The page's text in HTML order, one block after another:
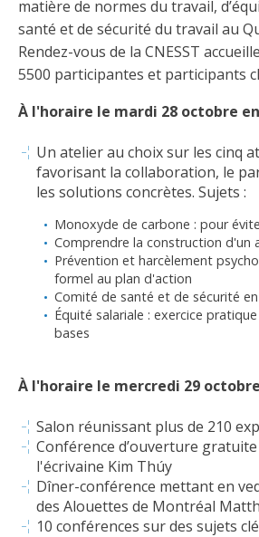
Taux horaires de référence pour
d’électricité en construction
Attention : Licence obligatoire
Mention Mixité
Outils pratiques
Déposer une plainte
Outils contre les tactiques
Outils pour votre sécurité
Lois et conseils
Travaux bénévoles d'électricité
Inondations
Documents de référence
Identification des véhicules et
Taux horaires de référence pour
d’électricité en construction
Tarifs et contre-tarifs douaniers
Outils pratiques
Outils et calculateurs
Petites annonces
Publications
Partenariats
Admission à la CMEQ
Ressources informationnelles
Formulaires, guides et autres
informatifs
Foire aux questions sur la
professionnelle
Service Démarrer une entreprise
une
fenêtre
Rapports annuels de la CMEQ
Lois et règlements
Logo et normes graphiques
Annonces et publications
Annonceurs (trousse médias)
Actualités
Perfectionnement de la main-
Mars, mois de la formation
Logos formation continue
Formations continue obligatoire
Obligation de formation des
Suivre et déclarer ses heures
Vidéos sur la formation continue
Dispensateurs de formations
Dispensateurs de formations
Demande de validation d’un
matière de normes du travail,
santé et de sécurité du travail au
Rendez-vous de la CNESST
5500 participantes et participants
À l'horaire le mardi 28 octobre
Un atelier au choix sur les cinq
favorisant la collaboration, le
les solutions concrètes. Sujets :
Monoxyde de carbone : pour
Comprendre la construction d'un
Prévention et harcèlement
formel au plan d'action
Comité de santé et de sécurité
Équité salariale : exercice
bases
À l'horaire le mercredi 29 octobre
Salon réunissant plus de 210
Conférence d’ouverture
l'écrivaine Kim Thúy
Dîner-conférence mettant en
des Alouettes de Montréal
10 conférences sur des sujets